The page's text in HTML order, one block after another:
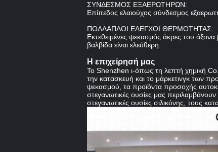
ΣΥΝΔΕΣΜΟΣ ΕΞΑΕΡΩΤΗΡΩΝ:
Επίπεδος ελαιούχος σύνδεσμος
ΠΟΛΛΑΠΛΟΙ ΕΛΕΓΧΟΙ ΘΕΡΜΟΤΗΤΑΣ:
Εκτεθειμένες ψεκασμός άκρες του
βαλβίδα είναι ελεύθερη.
Η επιχείρησή μας
Το Shenzhen ι-όπως τη λεπτή χημική
την κατασκευή και το μάρκετινγκ των
ψεκασμού, τα προϊόντα προσοχής
στεγανωτικές ουσίες μας
στεγανωτικές ουσίες σιλικόνης, τους